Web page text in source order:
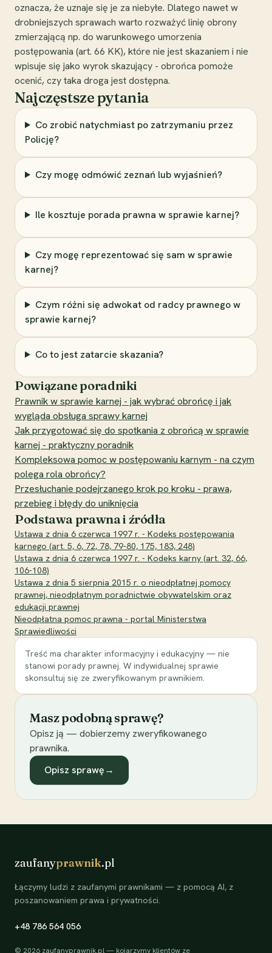
oznacza, że uznaje się je za niebyłe. Dlatego nawet w
drobniejszych sprawach warto rozważyć linię obrony
zmierzającą np. do warunkowego umorzenia
postępowania (art. 66 KK), które nie jest skazaniem i nie
wpisuje się jako wyrok skazujący - obrońca pomoże
ocenić, czy taka droga jest dostępna.
Najczęstsze pytania
Co zrobić natychmiast po zatrzymaniu przez
Policję?
Czy mogę odmówić zeznań lub wyjaśnień?
Ile kosztuje porada prawna w sprawie karnej?
Czy mogę reprezentować się sam w sprawie
karnej?
Czym różni się adwokat od radcy prawnego w
sprawie karnej?
Co to jest zatarcie skazania?
Powiązane poradniki
Prawnik w sprawie karnej - jak wybrać obrońcę i jak
wygląda obsługa sprawy karnej
Jak przygotować się do spotkania z obrońcą w sprawie
karnej - praktyczny poradnik
Kompleksowa pomoc w postępowaniu karnym - na czym
polega rola obrońcy?
Przesłuchanie podejrzanego krok po kroku - prawa,
przebieg i błędy do uniknięcia
Podstawa prawna i źródła
Ustawa z dnia 6 czerwca 1997 r. - Kodeks postępowania
karnego (art. 5, 6, 72, 78, 79-80, 175, 183, 248)
Ustawa z dnia 6 czerwca 1997 r. - Kodeks karny (art. 32, 66,
106-108)
Ustawa z dnia 5 sierpnia 2015 r. o nieodpłatnej pomocy
prawnej, nieodpłatnym poradnictwie obywatelskim oraz
edukacji prawnej
Nieodpłatna pomoc prawna - portal Ministerstwa
Sprawiedliwości
Treść ma charakter informacyjny i edukacyjny — nie
stanowi porady prawnej. W indywidualnej sprawie
skonsultuj się ze zweryfikowanym prawnikiem.
Masz podobną sprawę?
Opisz ją — dobierzemy zweryfikowanego
prawnika.
Opisz sprawę→
zaufanyprawnik.pl
Łączymy ludzi z zaufanymi prawnikami — z pomocą AI, z
poszanowaniem prawa i prywatności.
+48 786 564 056
© 2026 zaufanyprawnik.pl — kojarzymy klientów ze